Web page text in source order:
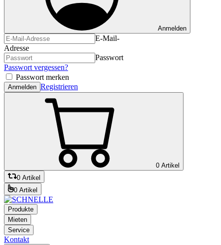
Anmelden
E-Mail-
Adresse
Passwort
Passwort vergessen?
Passwort merken
Anmelden Registrieren
0 Artikel
0 Artikel
0 Artikel
Produkte
Mieten
Service
Kontakt